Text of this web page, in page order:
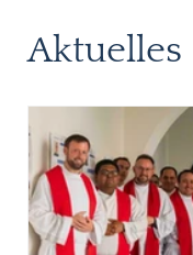
Aktuelles